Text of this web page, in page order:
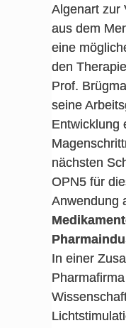
Algenart zur
aus dem
eine
den
Prof.
seine
Entwicklung
nächsten
OPN5 für
Anwendung
In einer